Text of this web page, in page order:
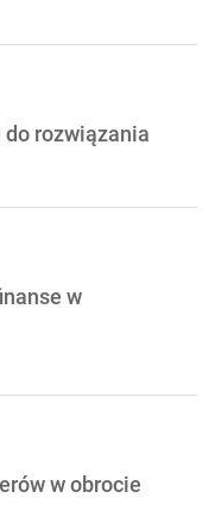
do rozwiązania
w
w obrocie